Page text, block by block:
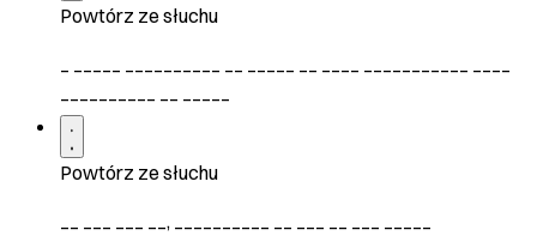
Powtórz ze słuchu
Powtórz ze słuchu
__ ___ ___ __, __________ __ ___ __ ___ _____